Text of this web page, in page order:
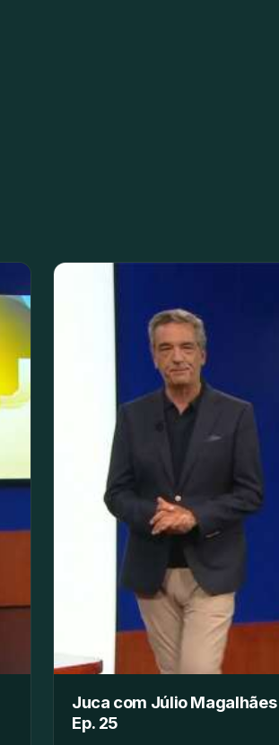
Juca com Júlio Magalhães |
Ep. 25